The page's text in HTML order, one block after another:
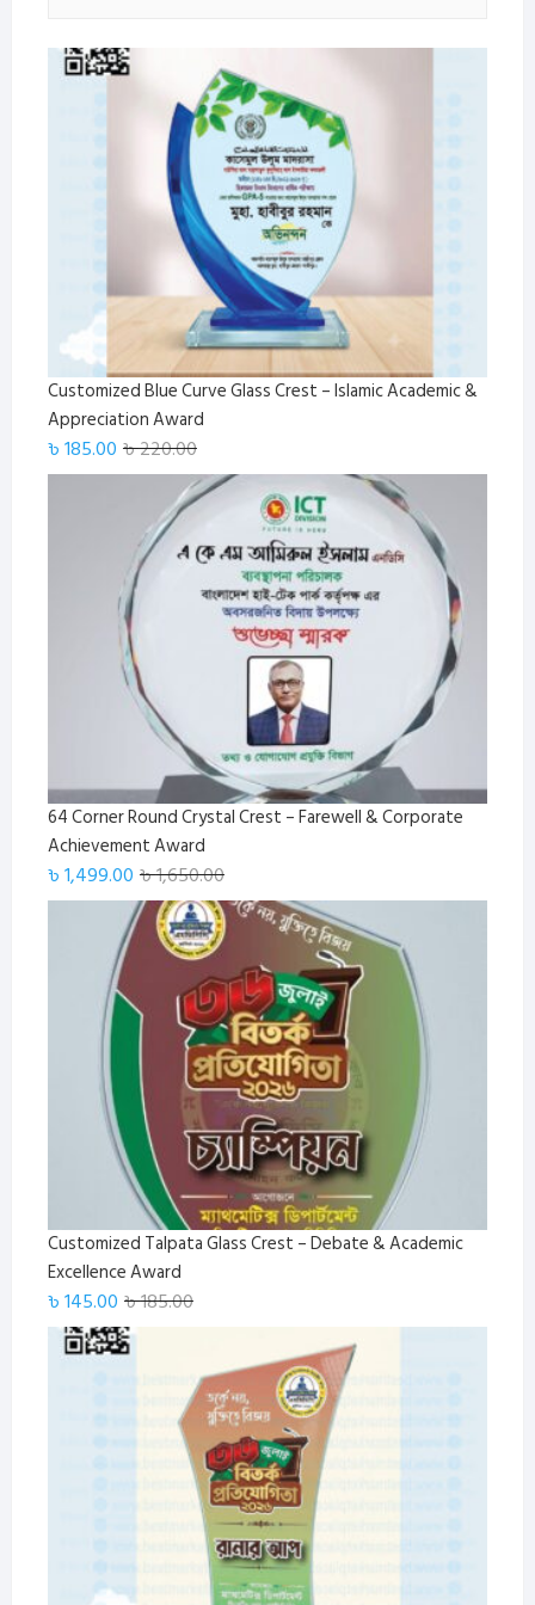
Customized Blue Curve Glass Crest – Islamic Academic &
Appreciation Award
৳220.00Original
price
was:
৳ 220.00.
৳185.00
Current
price
is:
৳ 185.00.
64 Corner Round Crystal Crest – Farewell & Corporate
Achievement Award
৳1,650.00Original
price
was:
৳ 1,650.00.
৳1,499.00
Current
price
is:
৳ 1,499.00.
Customized Talpata Glass Crest – Debate & Academic
Excellence Award
৳185.00Original
৳ 185.00.
৳145.00
Current
৳ 145.00.